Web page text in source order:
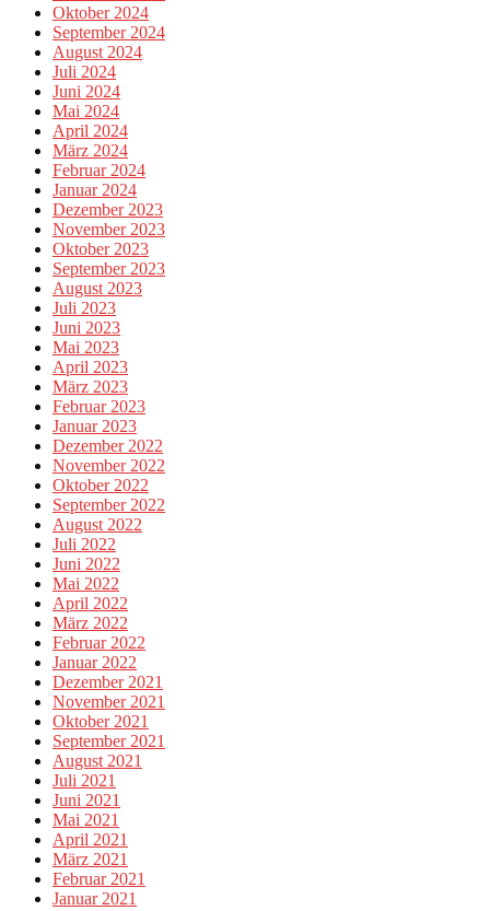
Oktober 2024
September 2024
August 2024
Juli 2024
Juni 2024
Mai 2024
April 2024
März 2024
Februar 2024
Januar 2024
Dezember 2023
November 2023
Oktober 2023
September 2023
August 2023
Juli 2023
Juni 2023
Mai 2023
April 2023
März 2023
Februar 2023
Januar 2023
Dezember 2022
November 2022
Oktober 2022
September 2022
August 2022
Juli 2022
Juni 2022
Mai 2022
April 2022
März 2022
Februar 2022
Januar 2022
Dezember 2021
November 2021
Oktober 2021
September 2021
August 2021
Juli 2021
Juni 2021
Mai 2021
April 2021
März 2021
Februar 2021
Januar 2021